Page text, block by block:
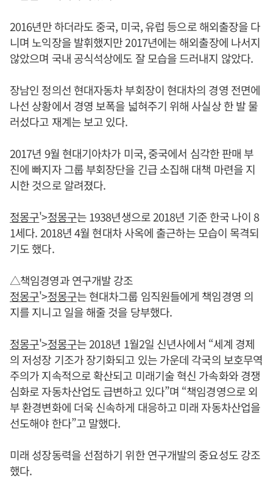
2016년만 하더라도 중국, 미국, 유럽 등으로 해외출장을 다
니며 노익장을 발휘했지만 2017년에는 해외출장에 나서지
않았으며 국내 공식석상에도 잘 모습을 드러내지 않았다.
장남인 정의선 현대자동차 부회장이 현대차의 경영 전면에
나선 상황에서 경영 보폭을 넓혀주기 위해 사실상 한 발 물
러섰다고 재계는 보고 있다.
2017년 9월 현대기아차가 미국, 중국에서 심각한 판매 부
진에 빠지자 그룹 부회장단을 긴급 소집해 대책 마련을 지
시한 것으로 알려졌다.
정몽구'>정몽구는 1938년생으로 2018년 기준 한국 나이 8
1세다. 2018년 4월 현대차 사옥에 출근하는 모습이 목격되
기도 했다.
△책임경영과 연구개발 강조
정몽구'>정몽구는 현대차그룹 임직원들에게 책임경영 의
지를 지니고 일을 해줄 것을 당부했다.
정몽구'>정몽구는 2018년 1월2일 신년사에서 “세계 경제
의 저성장 기조가 장기화되고 있는 가운데 각국의 보호무역
주의가 지속적으로 확산되고 미래기술 혁신 가속화와 경쟁
심화로 자동차산업도 급변하고 있다”며 “책임경영으로 외
부 환경변화에 더욱 신속하게 대응하고 미래 자동차산업을
선도해야 한다”고 말했다.
미래 성장동력을 선점하기 위한 연구개발의 중요성도 강조
했다.